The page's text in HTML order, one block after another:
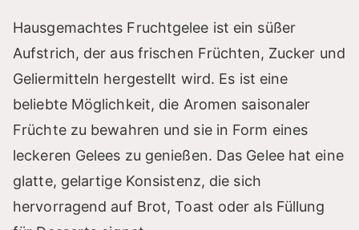
Hausgemachtes Fruchtgelee ist ein süßer
Aufstrich, der aus frischen Früchten, Zucker und
Geliermitteln hergestellt wird. Es ist eine
beliebte Möglichkeit, die Aromen saisonaler
Früchte zu bewahren und sie in Form eines
leckeren Gelees zu genießen. Das Gelee hat eine
glatte, gelartige Konsistenz, die sich
hervorragend auf Brot, Toast oder als Füllung